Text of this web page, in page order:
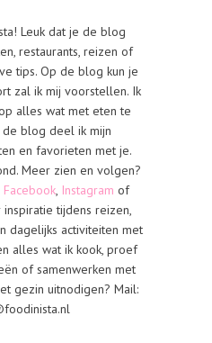
Leuk dat je de blog
restaurants, reizen of
tips. Op de blog kun je
zal ik mij voorstellen. Ik
alles wat met eten te
de blog deel ik mijn
en favorieten met je.
Meer zien en volgen?
Facebook, Instagram of
tijdens reizen,
dagelijks activiteiten met
alles wat ik kook, proef
of samenwerken met
gezin uitnodigen? Mail: